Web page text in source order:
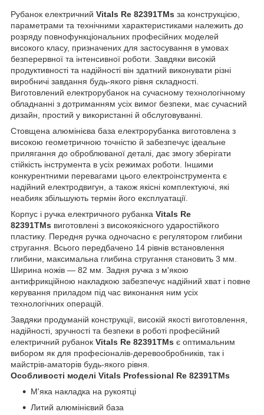
Рубанок електричний Vitals Re 82391TMs за конструкцією,
параметрами та технічними характеристиками належить до
розряду повнофункціональних професійних моделей
високого класу, призначених для застосування в умовах
безперервної та інтенсивної роботи. Завдяки високій
продуктивності та надійності він здатний виконувати різні
виробничі завдання будь-якого рівня складності.
Виготовлений електрорубанок на сучасному технологічному
обладнанні з дотриманням усіх вимог безпеки, має сучасний
дизайн, простий у використанні й обслуговуванні.
Стовщена алюмінієва база електрорубанка виготовлена з
високою геометричною точністю й забезпечує ідеальне
прилягання до оброблюваної деталі, дає змогу зберігати
стійкість інструмента в усіх режимах роботи. Іншими
конкурентними перевагами цього електроінструмента є
надійний електродвигун, а також якісні комплектуючі, які
неабияк збільшують термін його експлуатації.
Корпус і ручка електричного рубанка Vitals Re
82391TMs виготовлені з високоякісного ударостійкого
пластику. Передня ручка одночасно є регулятором глибини
стругання. Всього передбачено 14 рівнів встановлення
глибини, максимальна глибина стругання становить 3 мм.
Ширина ножів — 82 мм. Задня ручка з м'якою
антифрикційною накладкою забезпечує надійний хват і повне
керування приладом під час виконання ним усіх
технологічних операцій.
Завдяки продуманій конструкції, високій якості виготовлення,
надійності, зручності та безпеки в роботі професійний
електричний рубанок Vitals Re 82391TMs є оптимальним
вибором як для професіоналів-деревообробників, так і
майстрів-аматорів будь-якого рівня.
Особливості моделі Vitals Professional Re 82391TMs
М'яка накладка на рукоятці
Литий алюмінієвий база